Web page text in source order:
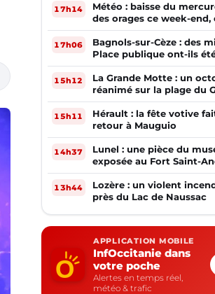
17h14
Météo : baisse du
des orages ce week-
frapper ?
17h06
Bagnols-sur-Cèze : des
Place publique ont-ils
de tracter par la mairie ?
15h12
La Grande Motte : un
réanimé sur la plage du
15h11
Hérault : la fête votive
retour à Mauguio
14h37
Lunel : une pièce du
exposée au Fort Saint-
13h44
Lozère : un violent
près du Lac de Naussac
APPLICATION MOBILE
InfOccitanie dans
votre poche
Alertes en temps réel,
météo & trafic